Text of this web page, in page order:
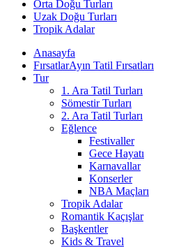
Orta Doğu Turları
Uzak Doğu Turları
Tropik Adalar
Anasayfa
FırsatlarAyın Tatil Fırsatları
Tur
1. Ara Tatil Turları
Sömestir Turları
2. Ara Tatil Turları
Eğlence
Festivaller
Gece Hayatı
Karnavallar
Konserler
NBA Maçları
Tropik Adalar
Romantik Kaçışlar
Başkentler
Kids & Travel